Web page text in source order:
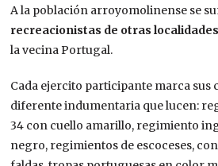
A la población arroyomolinense se
recreacionistas de otras localidades
la vecina Portugal.
Cada ejercito participante marca sus
diferente indumentaria que lucen:
34 con cuello amarillo, regimiento
negro, regimientos de escoceses,